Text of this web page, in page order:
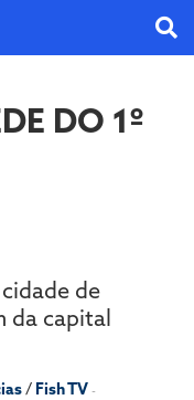
DO 1º
de
da capital
/ Fish TV -